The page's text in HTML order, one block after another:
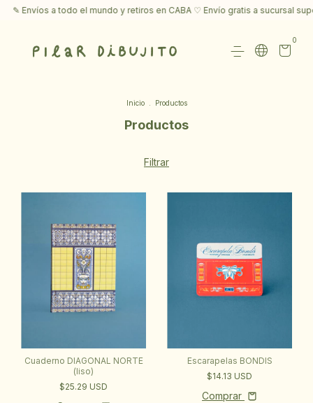
a todo el mundo y retiros en CABA ♡ Envío gratis a sucursal superando
0
Inicio Productos
Productos
Filtrar
Cuaderno DIAGONAL NORTE
(liso)
$25.29 USD
Escarapelas BONDIS
$14.13 USD
Comprar